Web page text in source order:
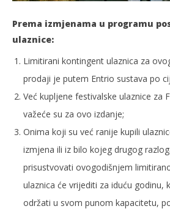
Prema izmjenama u programu
ulaznice:
Limitirani kontingent ulaznica za
prodaji je putem Entrio sustava po
Već kupljene festivalske ulaznice za
važeće su za ovo izdanje;
Onima koji su već ranije kupili
izmjena ili iz bilo kojeg drugog
prisustvovati ovogodišnjem
ulaznica će vrijediti za iduću godinu,
održati u svom punom kapacitetu,